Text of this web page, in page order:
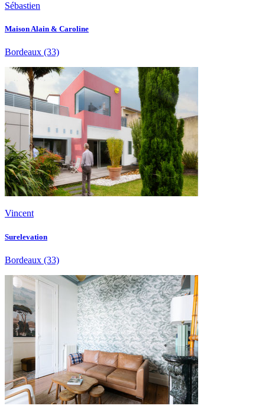
Sébastien
Maison Alain & Caroline
Bordeaux (33)
Vincent
Surelevation
Bordeaux (33)